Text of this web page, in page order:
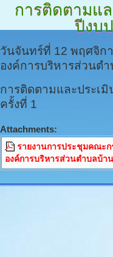
การติดตามแ
ปีงบ
วันจันทร์ที่ 12 พฤศจิก
องค์การบริหารส่วนต
การติดตามและประเ
ครั้งที่ 1
Attachments:
รายงานการประชุมคณะ
องค์การบริหารส่วนตำบลบ้า